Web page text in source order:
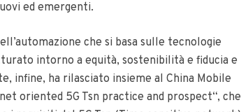
ed emergenti.
che si basa sulle tecnologie
intorno a equità, sostenibilità e fiducia e
infine, ha rilasciato insieme al China Mobile
oriented 5G Tsn practice and prospect“, che